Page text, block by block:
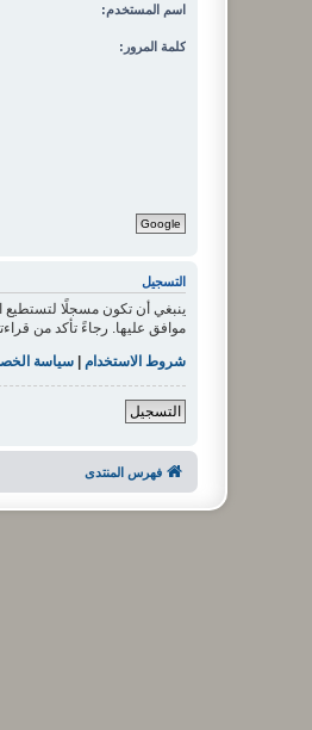
اسم المستخدم:
كلمة المرور:
Google
التسجيل
ينبغي أن تكون مسجلًا
موافق عليها. رجاءً تأكد من
شروط الاستخدام
سياسة
التسجيل
فهرس المنتدى